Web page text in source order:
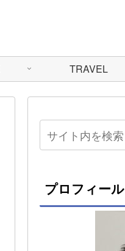
TRAVEL
プロフィール